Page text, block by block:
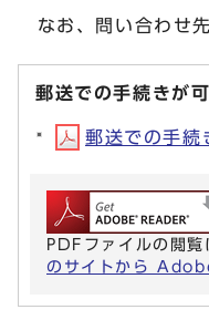
なお、問い合わせ
郵送での手続きが
郵送での手
PDFファイルの閲
のサイトから